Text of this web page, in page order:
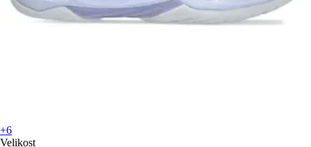
+6
Velikost